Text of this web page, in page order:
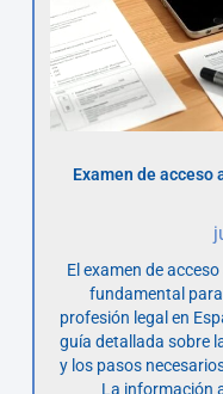
Examen de acceso
El examen de
fundamental para
profesión legal en
guía detallada sobre
y los pasos
La información